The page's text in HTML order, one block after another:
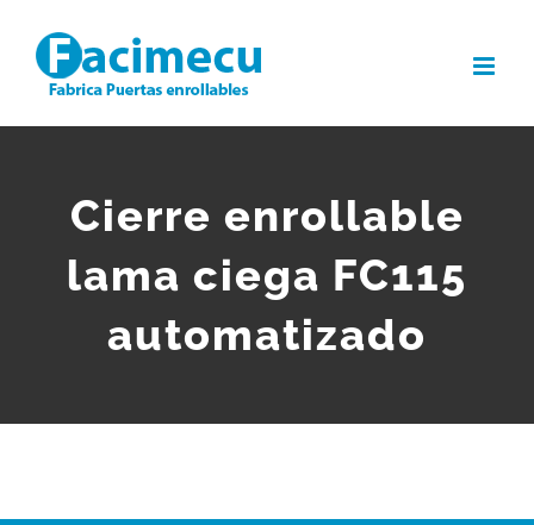
contenido
Cierre enrollable
lama ciega FC115
automatizado